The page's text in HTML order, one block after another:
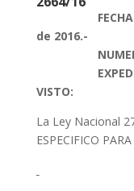
de 2016.-
NUMERO
VISTO:
La Ley Nacional
ESPECIFICO